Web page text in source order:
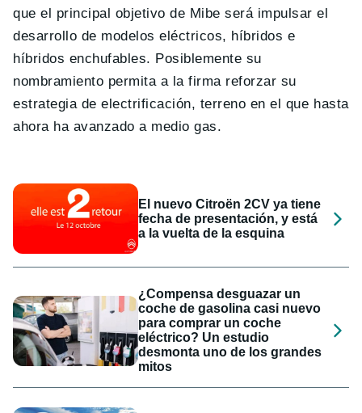
que el principal objetivo de Mibe será impulsar el
desarrollo de modelos eléctricos, híbridos e
híbridos enchufables. Posiblemente su
nombramiento permita a la firma reforzar su
estrategia de electrificación, terreno en el que hasta
ahora ha avanzado a medio gas.
El nuevo Citroën 2CV ya tiene
fecha de presentación, y está
a la vuelta de la esquina
¿Compensa desguazar un
coche de gasolina casi nuevo
para comprar un coche
eléctrico? Un estudio
desmonta uno de los grandes
mitos